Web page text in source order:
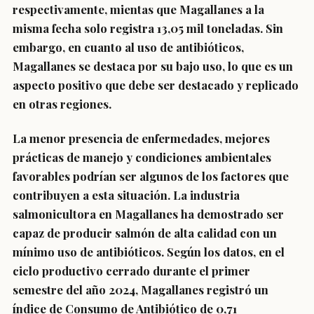
respectivamente, mientas que Magallanes a la
misma fecha solo registra 13,05 mil toneladas. Sin
embargo, en cuanto al uso de antibióticos,
Magallanes se destaca por su bajo uso, lo que es un
aspecto positivo que debe ser destacado y replicado
en otras regiones.
La menor presencia de enfermedades, mejores
prácticas de manejo y condiciones ambientales
favorables podrían ser algunos de los factores que
contribuyen a esta situación. La industria
salmonicultora en Magallanes ha demostrado ser
capaz de producir salmón de alta calidad con un
mínimo uso de antibióticos. Según los datos, en el
ciclo productivo cerrado durante el primer
semestre del año 2024, Magallanes registró un
índice de Consumo de Antibiótico de 0,71